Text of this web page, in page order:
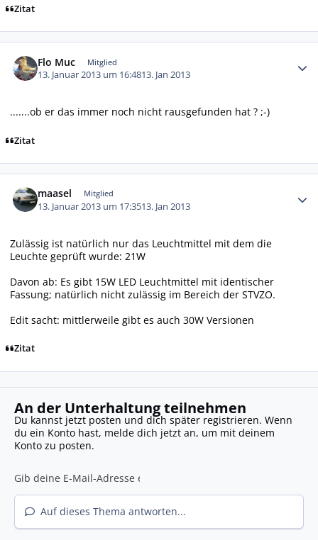
Zitat
Flo Muc Mitglied
13. Januar 2013 um 16:4813. Jan 2013
.......ob er das immer noch nicht rausgefunden hat ? ;-)
Zitat
maasel Mitglied
13. Januar 2013 um 17:3513. Jan 2013
Zulässig ist natürlich nur das Leuchtmittel mit dem die
Leuchte geprüft wurde: 21W
Davon ab: Es gibt 15W LED Leuchtmittel mit identischer
Fassung; natürlich nicht zulässig im Bereich der STVZO.
Edit sacht: mittlerweile gibt es auch 30W Versionen
Zitat
An der Unterhaltung teilnehmen
Du kannst jetzt posten und dich später registrieren. Wenn
du ein Konto hast, melde dich jetzt an, um mit deinem
Konto zu posten.
Auf dieses Thema antworten...